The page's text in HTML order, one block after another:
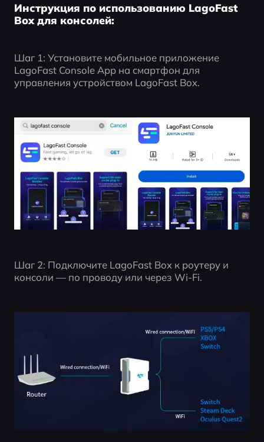
Инструкция по использованию LagoFast
Box для консолей:
Шаг 1: Установите мобильное приложение
LagoFast Console App на смартфон для
управления устройством LagoFast Box.
Шаг 2: Подключите LagoFast Box к роутеру и
консоли — по проводу или через Wi-Fi.